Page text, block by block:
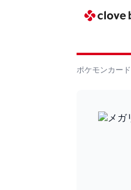
ポケモンカード